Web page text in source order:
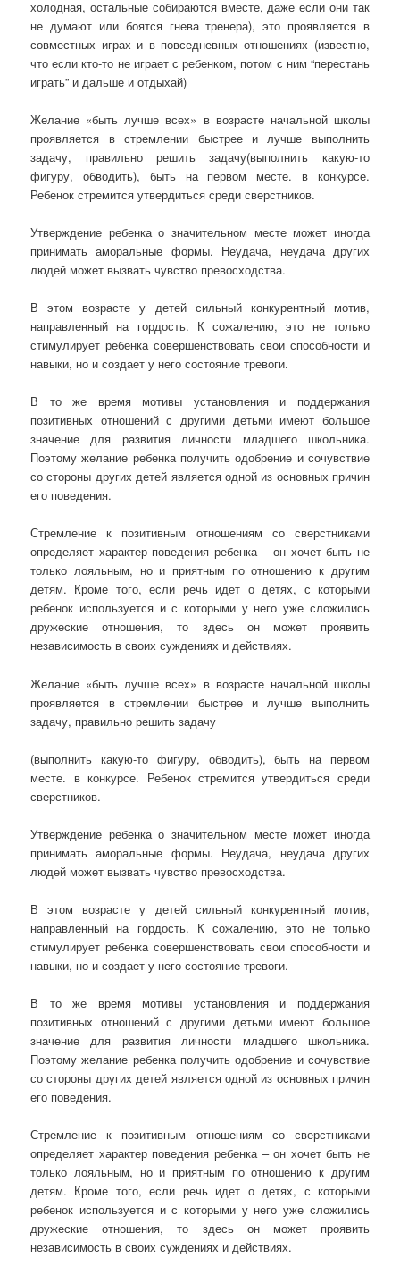
холодная, остальные собираются вместе, даже если они так
не думают или боятся гнева тренера), это проявляется в
совместных играх и в повседневных отношениях (известно,
что если кто-то не играет с ребенком, потом с ним “перестань
играть” и дальше и отдыхай)
Желание «быть лучше всех» в возрасте начальной школы
проявляется в стремлении быстрее и лучше выполнить
задачу, правильно решить задачу(выполнить какую-то
фигуру, обводить), быть на первом месте. в конкурсе.
Ребенок стремится утвердиться среди сверстников.
Утверждение ребенка о значительном месте может иногда
принимать аморальные формы. Неудача, неудача других
людей может вызвать чувство превосходства.
В этом возрасте у детей сильный конкурентный мотив,
направленный на гордость. К сожалению, это не только
стимулирует ребенка совершенствовать свои способности и
навыки, но и создает у него состояние тревоги.
В то же время мотивы установления и поддержания
позитивных отношений с другими детьми имеют большое
значение для развития личности младшего школьника.
Поэтому желание ребенка получить одобрение и сочувствие
со стороны других детей является одной из основных причин
его поведения.
Стремление к позитивным отношениям со сверстниками
определяет характер поведения ребенка – он хочет быть не
только лояльным, но и приятным по отношению к другим
детям. Кроме того, если речь идет о детях, с которыми
ребенок используется и с которыми у него уже сложились
дружеские отношения, то здесь он может проявить
независимость в своих суждениях и действиях.
Желание «быть лучше всех» в возрасте начальной школы
проявляется в стремлении быстрее и лучше выполнить
задачу, правильно решить задачу
(выполнить какую-то фигуру, обводить), быть на первом
месте. в конкурсе. Ребенок стремится утвердиться среди
сверстников.
Утверждение ребенка о значительном месте может иногда
принимать аморальные формы. Неудача, неудача других
людей может вызвать чувство превосходства.
В этом возрасте у детей сильный конкурентный мотив,
направленный на гордость. К сожалению, это не только
стимулирует ребенка совершенствовать свои способности и
навыки, но и создает у него состояние тревоги.
В то же время мотивы установления и поддержания
позитивных отношений с другими детьми имеют большое
значение для развития личности младшего школьника.
Поэтому желание ребенка получить одобрение и сочувствие
со стороны других детей является одной из основных причин
его поведения.
Стремление к позитивным отношениям со сверстниками
определяет характер поведения ребенка – он хочет быть не
только лояльным, но и приятным по отношению к другим
детям. Кроме того, если речь идет о детях, с которыми
ребенок используется и с которыми у него уже сложились
дружеские отношения, то здесь он может проявить
независимость в своих суждениях и действиях.